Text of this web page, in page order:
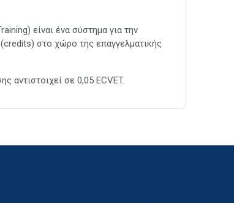
είναι ένα σύστημα για την
στο χώρο της επαγγελματικής
αντιστοιχεί σε 0,05 ECVET.